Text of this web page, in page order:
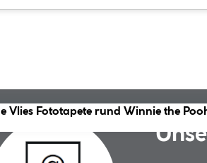
Vlies Fototapete rund Winnie the